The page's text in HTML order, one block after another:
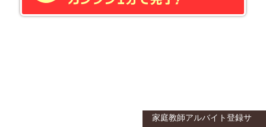
家庭教師アルバイト登録サ